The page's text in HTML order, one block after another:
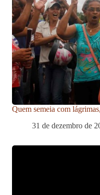
Quem semeia com
31 de dezembro de